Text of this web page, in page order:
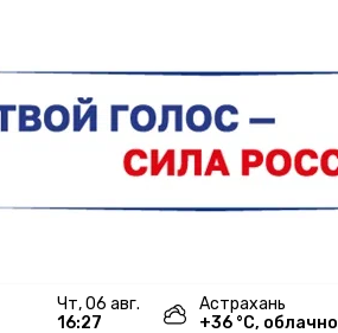
чт, 06 авг.
16:27
Астрахань
+36 °С, облачно